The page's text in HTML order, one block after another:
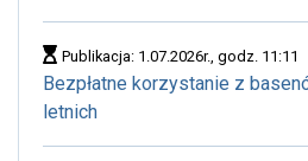
Publikacja: 1.07.2026r., godz. 11:11
Bezpłatne korzystanie z
letnich